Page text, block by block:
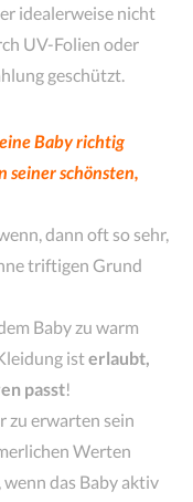
idealerweise nicht
UV-Folien oder
geschützt.
Baby richtig
seiner schönsten,
dann oft so sehr,
triftigen Grund
Baby zu warm
isterlaubt,
passt!
zu erwarten sein
Werten
das Baby aktiv